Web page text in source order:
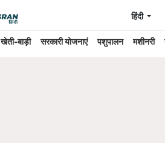
खेती-बाड़ी सरकारी योजनाएं पशुपालन मशीनरी
हिंदी